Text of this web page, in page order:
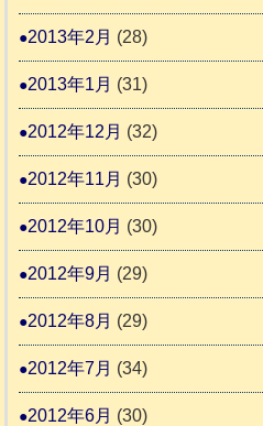
2013年2月 (28)
2013年1月 (31)
2012年12月 (32)
2012年11月 (30)
2012年10月 (30)
2012年9月 (29)
2012年8月 (29)
2012年7月 (34)
2012年6月 (30)